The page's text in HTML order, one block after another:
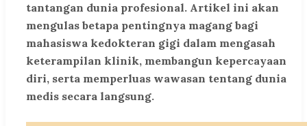
tantangan dunia profesional. Artikel ini akan
mengulas betapa pentingnya magang bagi
mahasiswa kedokteran gigi dalam mengasah
keterampilan klinik, membangun kepercayaan
diri, serta memperluas wawasan tentang dunia
medis secara langsung.